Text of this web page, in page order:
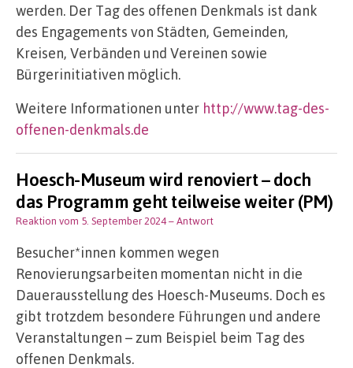
werden. Der Tag des offenen Denkmals ist dank
des Engagements von Städten, Gemeinden,
Kreisen, Verbänden und Vereinen sowie
Bürgerinitiativen möglich.
Weitere Informationen unter http://www.tag-des-
offenen-denkmals.de
Hoesch-Museum wird renoviert – doch
das Programm geht teilweise weiter (PM)
Reaktion vom 5. September 2024– Antwort
Besucher*innen kommen wegen
Renovierungsarbeiten momentan nicht in die
Dauerausstellung des Hoesch-Museums. Doch es
gibt trotzdem besondere Führungen und andere
Veranstaltungen – zum Beispiel beim Tag des
offenen Denkmals.